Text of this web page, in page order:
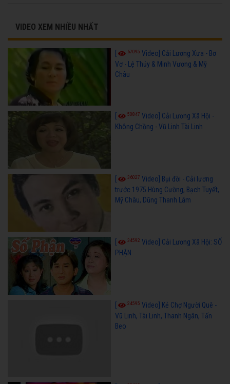
VIDEO XEM NHIỀU NHẤT
[ 67095 Video] Cải Lương Xưa - Bơ
Vơ - Lệ Thủy & Minh Vương & Mỹ
Châu
50847 Video] Cải Lương Xã Hội -
Không Chồng - Vũ Linh Tài Linh
36027 Video] Bụi đời - Cải lương
trước 1975 Hùng Cường, Bạch Tuyết,
Mỹ Châu, Dũng Thanh Lâm
34592 Video] Cải Lương Xã Hội: SỐ
PHẬN
24595 Video] Kẻ Chợ Người Quê -
Vũ Linh, Tài Linh, Thanh Ngân, Tấn
Beo